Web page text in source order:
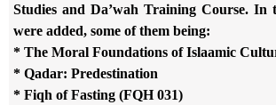
Studies and Da’wah Training Course. In
were added, some of them being:
* The Moral Foundations of Islaamic
* Qadar: Predestination
* Fiqh of Fasting (FQH 031)